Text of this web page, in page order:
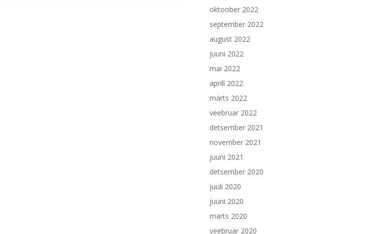
oktoober 2022
september 2022
august 2022
juuni 2022
mai 2022
aprill 2022
märts 2022
veebruar 2022
detsember 2021
november 2021
juuni 2021
detsember 2020
juuli 2020
juuni 2020
märts 2020
veebruar 2020